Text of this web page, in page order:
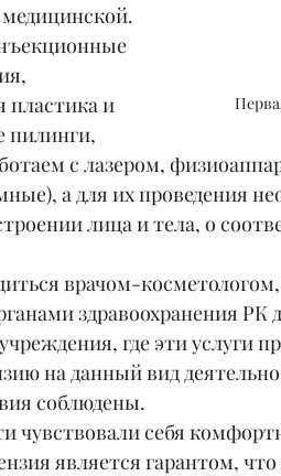
медицинской.
пластика и
пилинги,
с лазером,
а для их проведения
лица и тела, о
врачом-
здравоохранения РК
где эти услуги
на данный вид
соблюдены.
чувствовали себя
является гарантом,